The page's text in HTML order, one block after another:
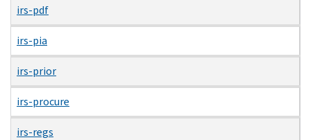
irs-pdf
irs-pia
irs-prior
irs-procure
irs-regs